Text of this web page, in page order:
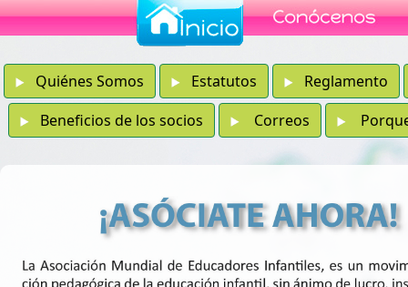
Quiénes Somos Estatutos
Reglamento
Beneficios de los socios
Correos Porque